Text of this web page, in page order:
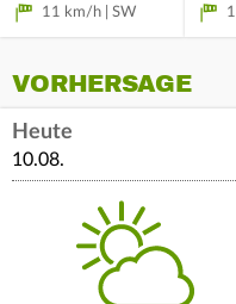
11 km/h | SW
VORHERSAGE
Heute
10.08.